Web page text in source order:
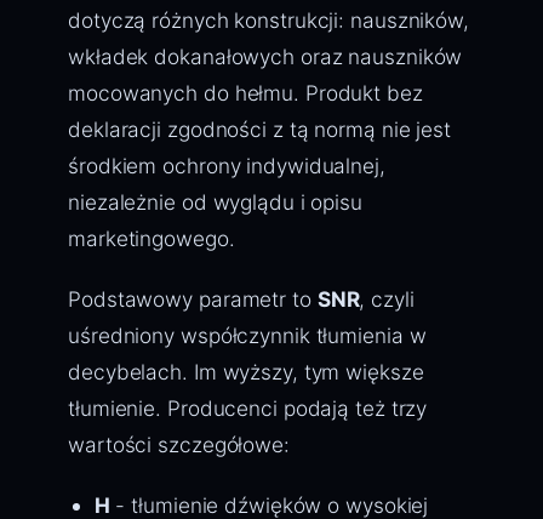
dotyczą różnych konstrukcji: nauszników,
wkładek dokanałowych oraz nauszników
mocowanych do hełmu. Produkt bez
deklaracji zgodności z tą normą nie jest
środkiem ochrony indywidualnej,
niezależnie od wyglądu i opisu
marketingowego.
Podstawowy parametr to SNR, czyli
uśredniony współczynnik tłumienia w
decybelach. Im wyższy, tym większe
tłumienie. Producenci podają też trzy
wartości szczegółowe:
H - tłumienie dźwięków o wysokiej